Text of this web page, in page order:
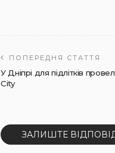
ПОПЕРЕДНЯ СТАТТЯ
У Дніпрі для підлітків
City
ЗАЛИШТЕ